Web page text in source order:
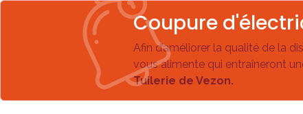
Coupure
Afin d’améliorer la qualité de la
vous alimente qui entraîneront
Tuilerie de Vezon.